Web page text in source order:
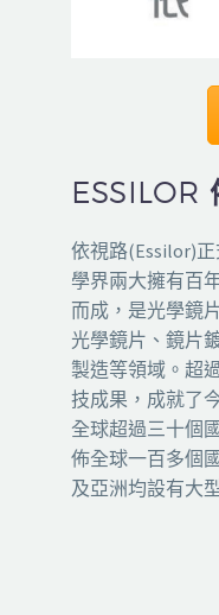
ESSILOR
依視路(Essilor)
學界兩大擁有百
而成，是光學鏡
光學鏡片、鏡片
製造等領域。超
技成果，成就了
全球超過三十個
佈全球一百多個
及亞洲均設有大